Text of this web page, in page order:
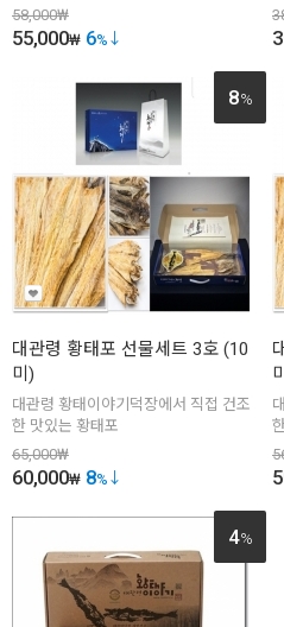
58,000₩
55,000₩ 6%
8%
대관령 황태포 선물세트 3호 (10
미)
대관령 황태이야기덕장에서 직접 건조
한 맛있는 황태포
65,000₩
60,000₩ 8%
4%